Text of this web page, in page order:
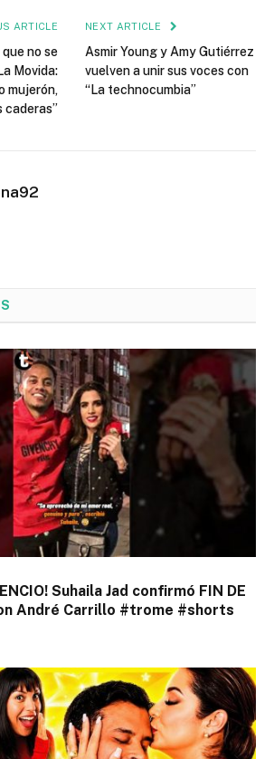
ARTICLE
no se
Movida:
mujerón,
caderas”
NEXT ARTICLE
Asmir Young y Amy Gutiérrez
vuelven a unir sus voces con
“La technocumbia”
Suhaila Jad confirmó FIN DE
André Carrillo #trome #shorts